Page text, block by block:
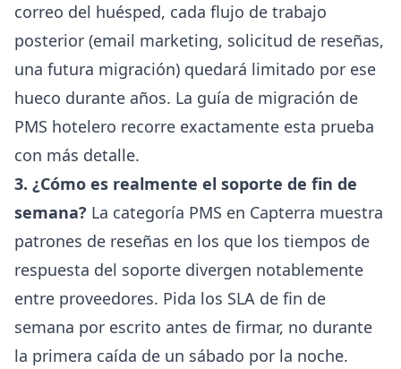
correo del huésped, cada flujo de trabajo
posterior (email marketing, solicitud de reseñas,
una futura migración) quedará limitado por ese
hueco durante años. La guía de migración de
PMS hotelero recorre exactamente esta prueba
con más detalle.
3. ¿Cómo es realmente el soporte de fin de
semana? La categoría PMS en Capterra muestra
patrones de reseñas en los que los tiempos de
respuesta del soporte divergen notablemente
entre proveedores. Pida los SLA de fin de
semana por escrito antes de firmar, no durante
la primera caída de un sábado por la noche.